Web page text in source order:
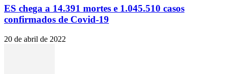
ES chega a 14.391 mortes e 1.045.510 casos
confirmados de Covid-19
20 de abril de 2022